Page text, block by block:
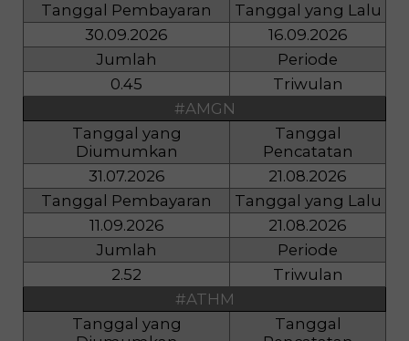
Tanggal Pembayaran
Tanggal yang Lalu
30.09.2026
16.09.2026
Jumlah
Periode
0.45
Triwulan
#AMGN
Tanggal yang
Diumumkan
Tanggal
Pencatatan
31.07.2026
21.08.2026
Tanggal Pembayaran
Tanggal yang Lalu
11.09.2026
21.08.2026
Jumlah
Periode
2.52
Triwulan
#ATHM
Tanggal yang
Tanggal